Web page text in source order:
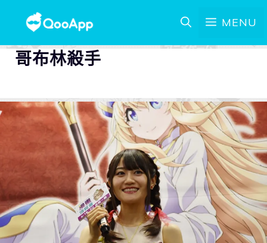
MENU
哥布林殺手